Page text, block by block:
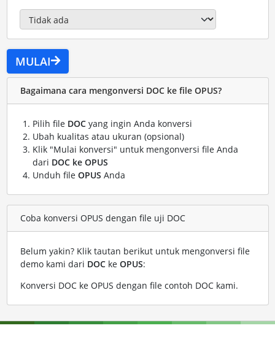
MULAI
Bagaimana cara mengonversi DOC ke file OPUS?
Pilih file DOCyang ingin Anda konversi
Ubah kualitas atau ukuran (opsional)
Klik "Mulai konversi" untuk mengonversi file Anda
dari DOC ke OPUS
Unduh file OPUS Anda
Coba konversi OPUS dengan file uji DOC
Belum yakin? Klik tautan berikut untuk mengonversi file
demo kami dari DOCke OPUS:
Konversi DOC ke OPUS dengan file contoh DOC kami.